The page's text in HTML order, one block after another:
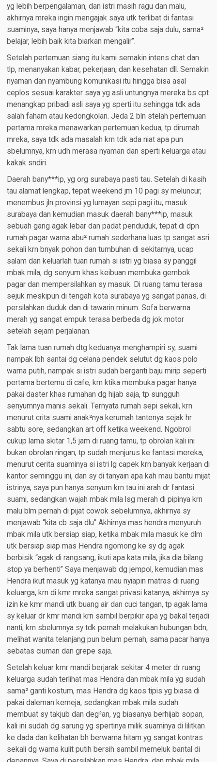
yg lebih berpengalaman, dan istri masih ragu dan malu,
akhirnya mreka ingin mengajak saya utk terlibat di fantasi
suaminya, saya hanya menjawab “kita coba saja dulu, sama²
belajar, lebih baik kita biarkan mengalir”.
Setelah pertemuan siang itu kami semakin intens chat dan
tlp, menanyakan kabar, pekerjaan, dan kesehatan dll. Semakin
nyaman dan nyambung komunikasi itu hingga bisa asal
ceplos sesuai karakter saya yg asli untungnya mereka bs cpt
menangkap pribadi asli saya yg sperti itu sehingga tdk ada
salah faham atau kedongkolan. Jeda 2 bln stelah pertemuan
pertama mreka menawarkan pertemuan kedua, tp dirumah
mreka, saya tdk ada masalah krn tdk ada niat apa pun
sbelumnya, krn udh merasa nyaman dan sperti keluarga atau
kakak sndiri.
Daerah bany***ip, yg org surabaya pasti tau. Setelah di kasih
tau alamat lengkap, tepat weekend jm 10 pagi sy meluncur,
menembus jln provinsi yg lumayan sepi pagi itu, masuk
surabaya dan kemudian masuk daerah bany***ip, masuk
sebuah gang agak lebar dan padat penduduk, tepat di dpn
rumah pagar warna abu² rumah sederhana luas tp sangat asri
sekali krn bnyak pohon dan tumbuhan di sekitarnya, ucap
salam dan keluarlah tuan rumah si istri yg biasa sy panggil
mbak mila, dg senyum khas keibuan membuka gembok
pagar dan mempersilahkan sy masuk. Di ruang tamu terasa
sejuk meskipun di tengah kota surabaya yg sangat panas, di
persilahkan duduk dan di tawarin minum. Sofa berwarna
merah yg sangat empuk terasa berbeda dg jok motor
setelah sejam perjalanan.
Tak lama tuan rumah dtg keduanya menghampiri sy, suami
nampak lbh santai dg celana pendek selutut dg kaos polo
warna putih, nampak si istri sudah berganti baju mirip seperti
pertama bertemu di cafe, krn ktika membuka pagar hanya
pakai daster khas rumahan dg hijab saja, tp sungguh
senyumnya manis sekali. Ternyata rumah sepi sekali, krn
menurut crita suami anak²nya kerumah tantenya sejak hr
sabtu sore, sedangkan art off ketika weekend. Ngobrol
cukup lama skitar 1,5 jam di ruang tamu, tp obrolan kali ini
bukan obrolan ringan, tp sudah menjurus ke fantasi mereka,
menurut cerita suaminya si istri lg capek krn banyak kerjaan di
kantor seminggu ini, dan sy di tanyain apa kah mau bantu mijat
istrinya, saya pun hanya senyum krn tau ini arah dr fantasi
suami, sedangkan wajah mbak mila lsg merah di pipinya krn
malu blm pernah di pijat cowok sebelumnya, akhirnya sy
menjawab “kita cb saja dlu” Akhirnya mas hendra menyuruh
mbak mila utk bersiap siap, ketika mbak mila masuk ke dlm
utk bersiap siap mas Hendra ngomong ke sy dg agak
berbisik “agak di rangsang, ikuti apa kata mila, jika dia bilang
stop ya berhenti” Saya menjawab dg jempol, kemudian mas
Hendra ikut masuk yg katanya mau nyiapin matras di ruang
keluarga, krn di kmr mreka sangat privasi katanya, akhirnya sy
izin ke kmr mandi utk buang air dan cuci tangan, tp agak lama
sy keluar dr kmr mandi krn sambil berpikir apa yg bakal terjadi
nanti, krn sbelumnya sy tdk pernah melakukan hubungan bdn,
melihat wanita telanjang pun belum pernah, sama pacar hanya
sebatas ciuman dan grepe saja.
Setelah keluar kmr mandi berjarak sekitar 4 meter dr ruang
keluarga sudah terlihat mas Hendra dan mbak mila yg sudah
sama² ganti kostum, mas Hendra dg kaos tipis yg biasa di
pakai daleman kemeja, sedangkan mbak mila sudah
membuat sy takjub dan deg²an, yg biasanya berhijab sopan,
kali ini sudah dg sarung yg spertinya milik suaminya di lilitkan
ke dada dan kelihatan bh berwarna hitam yg sangat kontras
sekali dg warna kulit putih bersih sambil memeluk bantal di